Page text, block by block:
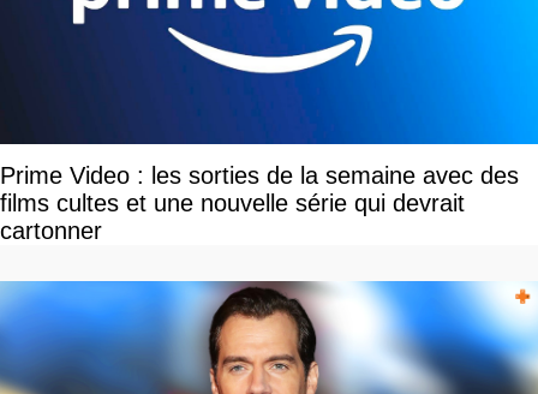
Prime Video : les sorties de la semaine avec des
films cultes et une nouvelle série qui devrait
cartonner